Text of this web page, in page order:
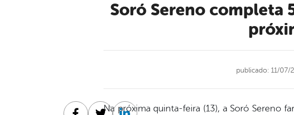
Soró Sereno completa 50 anos de tradição e se apresenta na
publicado: 11/07/
Na próxima quinta-feira (13), a Soró Sereno